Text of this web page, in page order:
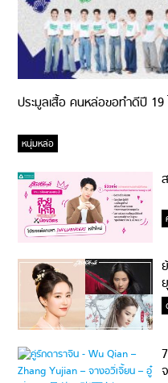
ประมูลเสื้อ คนหล่อขอทำดีปี
หนุ่มหล่อ